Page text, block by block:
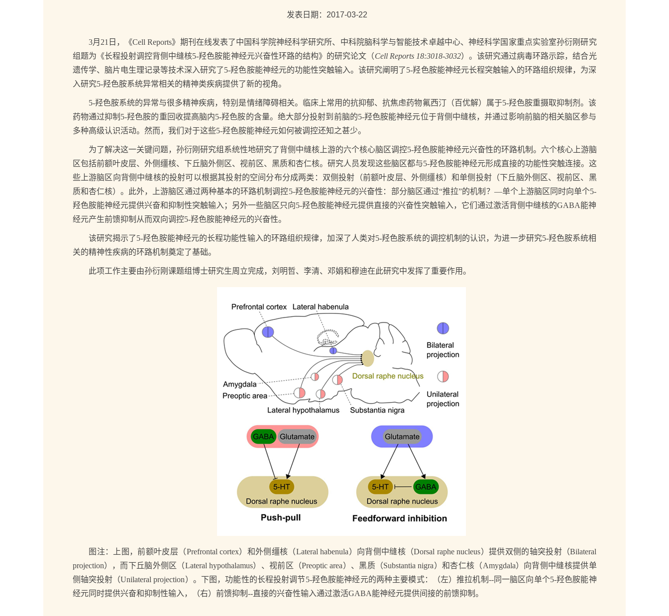
发表日期：2017-03-22
3月21日，《Cell Reports》期刊在线发表了中国科学院神经科学研究所、中科院脑科学与智能技术卓越中心、神经科学国家重点实验室孙衍刚研究
组题为《长程投射调控背侧中缝核5-羟色胺能神经元兴奋性环路的结构》的研究论文（Cell Reports 18:3018-3032）。该研究通过病毒环路示踪，结合光
遗传学、脑片电生理记录等技术深入研究了5-羟色胺能神经元的功能性突触输入。该研究阐明了5-羟色胺能神经元长程突触输入的环路组织规律，为深
入研究5-羟色胺系统异常相关的精神类疾病提供了新的视角。
5-羟色胺系统的异常与很多精神疾病，特别是情绪障碍相关。临床上常用的抗抑郁、抗焦虑药物氟西汀（百优解）属于5-羟色胺重摄取抑制剂。该
药物通过抑制5-羟色胺的重回收提高脑内5-羟色胺的含量。绝大部分投射到前脑的5-羟色胺能神经元位于背侧中缝核，并通过影响前脑的相关脑区参与
多种高级认识活动。然而，我们对于这些5-羟色胺能神经元如何被调控还知之甚少。
为了解决这一关键问题，孙衍刚研究组系统性地研究了背侧中缝核上游的六个核心脑区调控5-羟色胺能神经元兴奋性的环路机制。六个核心上游脑
区包括前额叶皮层、外侧缰核、下丘脑外侧区、视前区、黑质和杏仁核。研究人员发现这些脑区都与5-羟色胺能神经元形成直接的功能性突触连接。这
些上游脑区向背侧中缝核的投射可以根据其投射的空间分布分成两类：双侧投射（前额叶皮层、外侧缰核）和单侧投射（下丘脑外侧区、视前区、黑
质和杏仁核）。此外，上游脑区通过两种基本的环路机制调控5-羟色胺能神经元的兴奋性：部分脑区通过“推拉”的机制？—单个上游脑区同时向单个5-
羟色胺能神经元提供兴奋和抑制性突触输入；另外一些脑区只向5-羟色胺能神经元提供直接的兴奋性突触输入，它们通过激活背侧中缝核的GABA能神
经元产生前馈抑制从而双向调控5-羟色胺能神经元的兴奋性。
该研究揭示了5-羟色胺能神经元的长程功能性输入的环路组织规律，加深了人类对5-羟色胺系统的调控机制的认识，为进一步研究5-羟色胺系统相
关的精神性疾病的环路机制奠定了基础。
此项工作主要由孙衍刚课题组博士研究生周立完成，刘明哲、李清、邓娟和穆迪在此研究中发挥了重要作用。
图注：上图，前额叶皮层（Prefrontal cortex）和外侧缰核（Lateral habenula）向背侧中缝核（Dorsal raphe nucleus）提供双侧的轴突投射（Bilateral
projection），而下丘脑外侧区（Lateral hypothalamus）、视前区（Preoptic area）、黑质（Substantia nigra）和杏仁核（Amygdala）向背侧中缝核提供单
侧轴突投射（Unilateral projection）。下图，功能性的长程投射调节5-羟色胺能神经元的两种主要模式：（左）推拉机制--同一脑区向单个5-羟色胺能神
经元同时提供兴奋和抑制性输入，（右）前馈抑制--直接的兴奋性输入通过激活GABA能神经元提供间接的前馈抑制。